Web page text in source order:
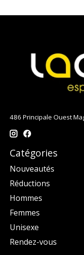
486 Principale Ouest
Catégories
Nouveautés
Réductions
Hommes
Femmes
Unisexe
Rendez-vous